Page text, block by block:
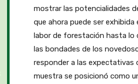
mostrar las potencialidades
que ahora puede ser exhibida
labor de forestación hasta lo
las bondades de los
responder a las expectativas
muestra se posicionó como